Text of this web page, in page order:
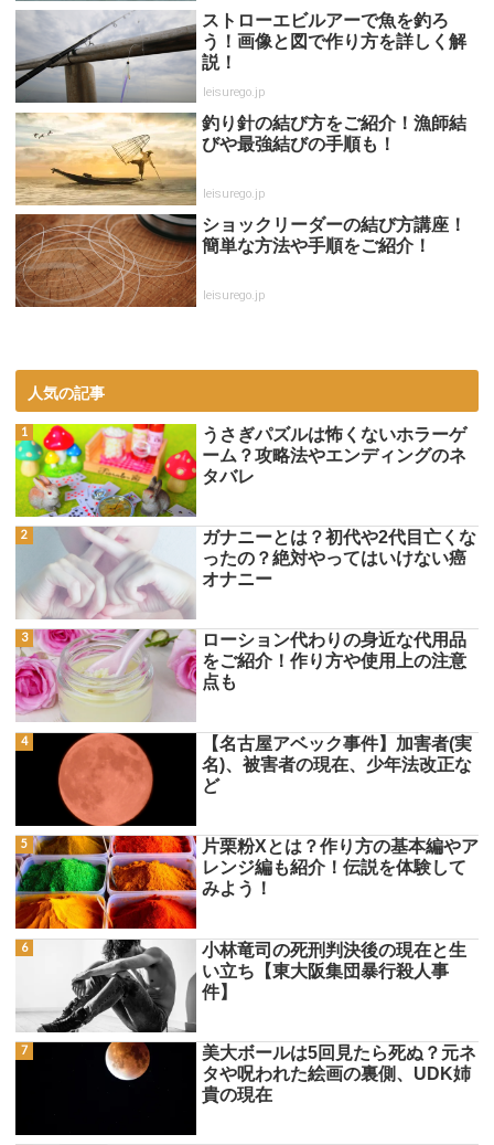
ストローエビルアーで魚を釣ろ
う！画像と図で作り方を詳しく解
説！
leisurego.jp
釣り針の結び方をご紹介！漁師結
びや最強結びの手順も！
leisurego.jp
ショックリーダーの結び方講座！
簡単な方法や手順をご紹介！
leisurego.jp
人気の記事
うさぎパズルは怖くないホラーゲ
ーム？攻略法やエンディングのネ
タバレ
ガナニーとは？初代や2代目亡くな
ったの？絶対やってはいけない癌
オナニー
ローション代わりの身近な代用品
をご紹介！作り方や使用上の注意
点も
【名古屋アベック事件】加害者(実
名)、被害者の現在、少年法改正な
ど
片栗粉Xとは？作り方の基本編やア
レンジ編も紹介！伝説を体験して
みよう！
小林竜司の死刑判決後の現在と生
い立ち【東大阪集団暴行殺人事
件】
美大ボールは5回見たら死ぬ？元ネ
タや呪われた絵画の裏側、UDK姉
貴の現在